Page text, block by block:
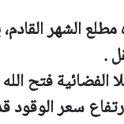
الشهر
.
الفضائية فتح
سعر الوقود